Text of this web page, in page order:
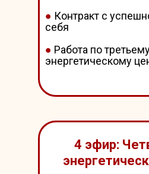
● Контракт с
себя
● Работа по
энергетическому
4 эфир: